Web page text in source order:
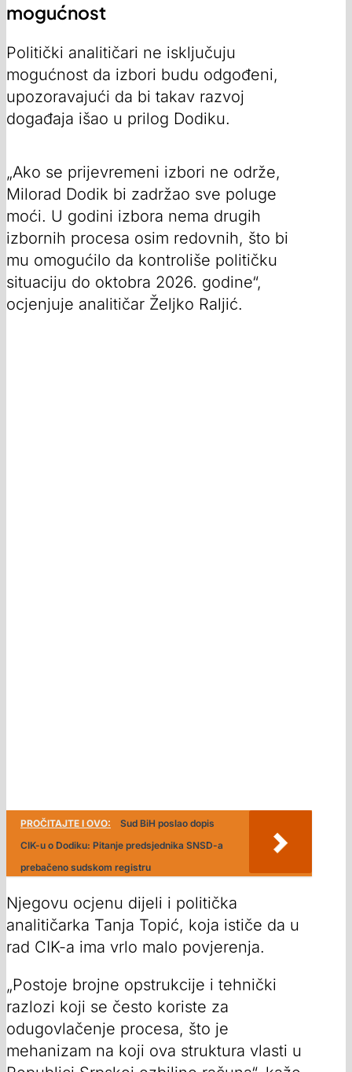
mogućnost
Politički analitičari ne isključuju
mogućnost da izbori budu odgođeni,
upozoravajući da bi takav razvoj
događaja išao u prilog Dodiku.
„Ako se prijevremeni izbori ne održe,
Milorad Dodik bi zadržao sve poluge
moći. U godini izbora nema drugih
izbornih procesa osim redovnih, što bi
mu omogućilo da kontroliše političku
situaciju do oktobra 2026. godine“,
ocjenjuje analitičar Željko Raljić.
PROČITAJTE I OVO:
Sud BiH poslao dopis
CIK-u o Dodiku: Pitanje predsjednika SNSD-a
prebačeno sudskom registru
Njegovu ocjenu dijeli i politička
analitičarka Tanja Topić, koja ističe da u
rad CIK-a ima vrlo malo povjerenja.
„Postoje brojne opstrukcije i tehnički
razlozi koji se često koriste za
odugovlačenje procesa, što je
mehanizam na koji ova struktura vlasti u